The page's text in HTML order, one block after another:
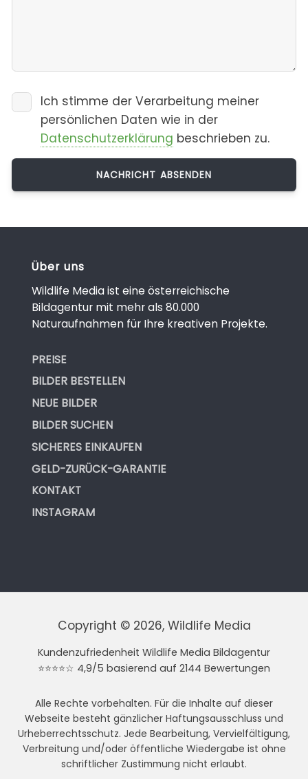
Ich stimme der Verarbeitung meiner
persönlichen Daten wie in der
Datenschutzerklärung beschrieben zu.
Über uns
Wildlife Media ist eine österreichische
Bildagentur mit mehr als 80.000
Naturaufnahmen für Ihre kreativen Projekte.
PREISE
BILDER BESTELLEN
NEUE BILDER
BILDER SUCHEN
SICHERES EINKAUFEN
GELD-ZURÜCK-GARANTIE
KONTAKT
INSTAGRAM
Copyright © 2026, Wildlife Media
Kundenzufriedenheit Wildlife Media Bildagentur
⭐⭐⭐⭐☆ 4,9/5 basierend auf 2144 Bewertungen
Alle Rechte vorbehalten. Für die Inhalte auf dieser
Webseite besteht gänzlicher Haftungsausschluss und
Urheberrechtsschutz. Jede Bearbeitung, Vervielfältigung,
Verbreitung und/oder öffentliche Wiedergabe ist ohne
schriftlicher Zustimmung nicht erlaubt.